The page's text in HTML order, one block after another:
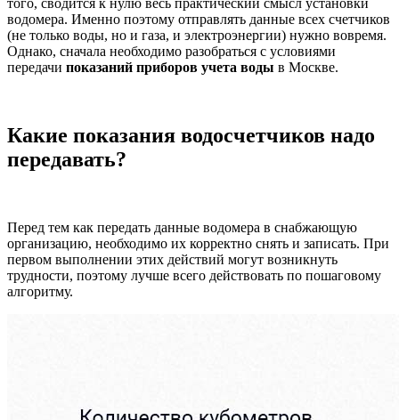
водомера. Именно поэтому отправлять данные всех счетчиков
(не только воды, но и газа, и электроэнергии) нужно вовремя.
Однако, сначала необходимо разобраться с условиями
передачи показаний приборов учета воды в Москве.
Какие показания водосчетчиков надо
передавать?
Перед тем как передать данные водомера в снабжающую
организацию, необходимо их корректно снять и записать. При
первом выполнении этих действий могут возникнуть
трудности, поэтому лучше всего действовать по пошаговому
алгоритму.